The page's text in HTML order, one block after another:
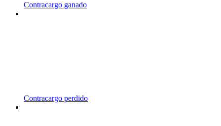
Contracargo ganado
Contracargo perdido